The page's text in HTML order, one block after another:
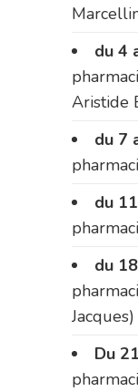
du 4
Aristide
du 7
du
du
Jacques)
Du